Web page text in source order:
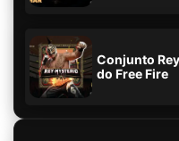
Conjunto
do Free Fire